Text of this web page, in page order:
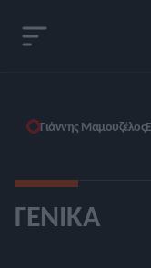
Γιάννης Μαμουζέλος
ΓΕΝΙΚΆ